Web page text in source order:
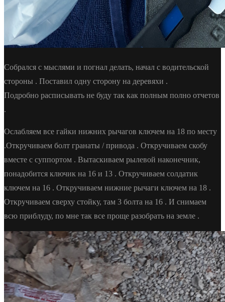
Собрался с мыслями и погнал делать, начал с водительской
стороны . Поставил одну сторону на деревяхи .
Подробно расписывать не буду так как полным полно отчетов
.
Ослабляем все гайки нижних рычагов ключем на 18 по месту
.Откручиваем болт гранаты / привода . Откручиваем скобу
вместе с суппортом . Вытаскиваем рылевой наконечник,
понадобится ключик на 16 и 13 . Откручиваем солдатик
ключем на 16 . Откручиваем нижние рычаги ключем на 18 .
Откручиваем сверху стойку, там 3 болта на 16 . И снимаем
всю приблуду, по мне так все проще разобрать на земле .